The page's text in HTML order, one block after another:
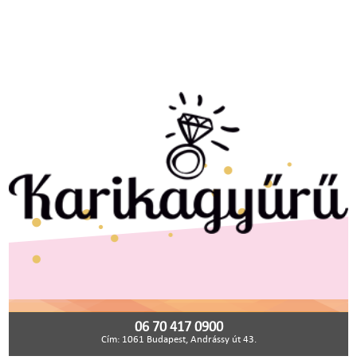
06 70 417 0900
Cím: 1061 Budapest, Andrássy út 43.